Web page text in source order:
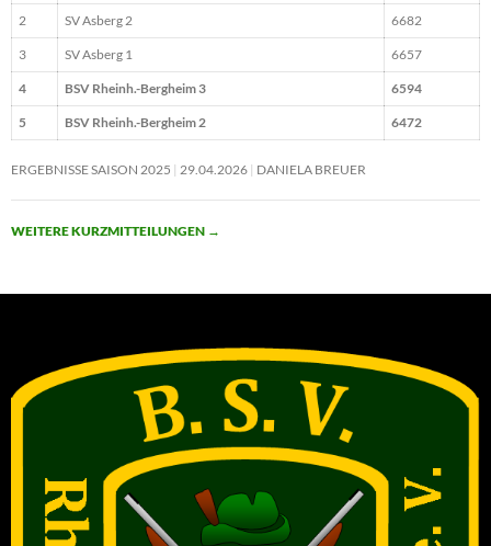
2 SV Asberg 2 6682
3 SV Asberg 1 6657
4 BSV Rheinh.-Bergheim 3 6594
5 BSV Rheinh.-Bergheim 2 6472
ERGEBNISSE SAISON 2025 29.04.2026 DANIELA BREUER
WEITERE KURZMITTEILUNGEN →